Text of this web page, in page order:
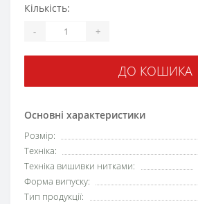
Основні характеристики
Розмір:
Техніка:
Техніка вишивки нитками:
Форма випуску:
Тип продукції:
Кількість:
- +
ДО КОШИКА